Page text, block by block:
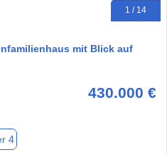
1 / 14
mit Blick auf
430.000 €
4